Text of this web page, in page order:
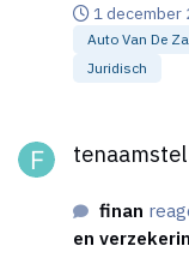
waarschijnlijk nog meer.
uiteraard -
dat ik
aan ga
1 december
Auto Van De
Juridisch
finan
en